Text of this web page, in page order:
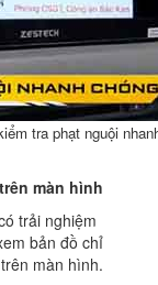
tra phạt nguội
màn hình
trải nghiệm
bản đồ chỉ
màn hình.